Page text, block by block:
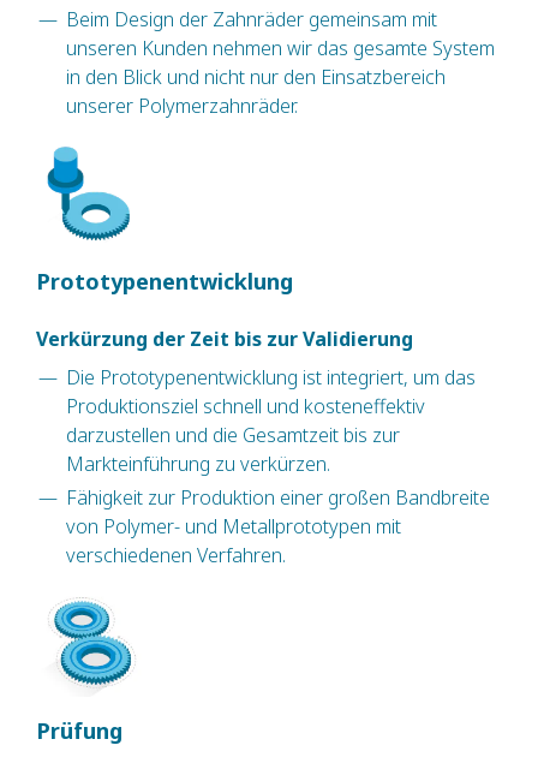
Beim Design der Zahnräder gemeinsam mit
unseren Kunden nehmen wir das gesamte System
in den Blick und nicht nur den Einsatzbereich
unserer Polymerzahnräder.
Prototypenentwicklung
Verkürzung der Zeit bis zur Validierung
Die Prototypenentwicklung ist integriert, um das
Produktionsziel schnell und kosteneffektiv
darzustellen und die Gesamtzeit bis zur
Markteinführung zu verkürzen.
Fähigkeit zur Produktion einer großen Bandbreite
von Polymer- und Metallprototypen mit
verschiedenen Verfahren.
Prüfung